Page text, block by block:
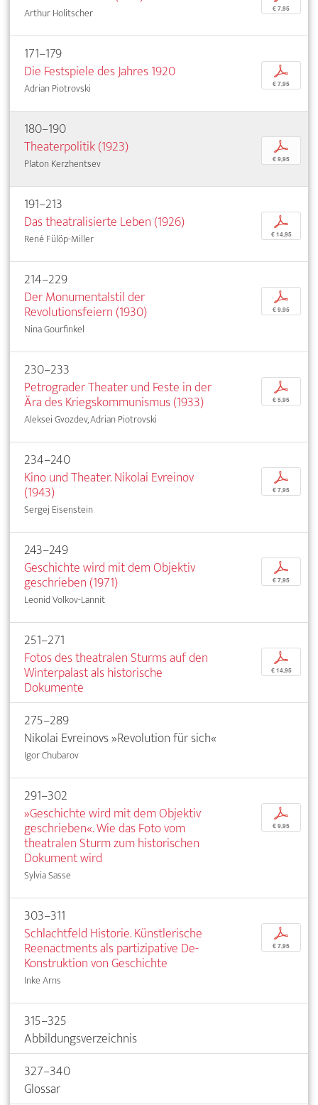
Arthur Holitscher € 7,95
171–179
Die Festspiele des Jahres 1920
Adrian Piotrovski
p
€ 7,95
180–190
Theaterpolitik (1923)
Platon Kerzhentsev
p
€ 9,95
191–213
Das theatralisierte Leben (1926)
René Fülöp-Miller
p
€ 14,95
214–229
Der Monumentalstil der
Revolutionsfeiern (1930)
Nina Gourfinkel
p
€ 9,95
230–233
Petrograder Theater und Feste in der
Ära des Kriegskommunismus (1933)
Aleksei Gvozdev, Adrian Piotrovski
p
€ 5,95
234–240
Kino und Theater. Nikolai Evreinov
(1943)
Sergej Eisenstein
p
€ 7,95
243–249
Geschichte wird mit dem Objektiv
geschrieben (1971)
Leonid Volkov-Lannit
p
€ 7,95
251–271
Fotos des theatralen Sturms auf den
Winterpalast als historische
Dokumente
p
€ 14,95
275–289
Nikolai Evreinovs »Revolution für sich«
Igor Chubarov
291–302
»Geschichte wird mit dem Objektiv
geschrieben«. Wie das Foto vom
theatralen Sturm zum historischen
Dokument wird
Sylvia Sasse
p
€ 9,95
303–311
Schlachtfeld Historie. Künstlerische
Reenactments als partizipative De-
Konstruktion von Geschichte
Inke Arns
p
€ 7,95
315–325
Abbildungsverzeichnis
327–340
Glossar